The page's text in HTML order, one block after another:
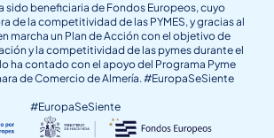
sido beneficiaria de Fondos Europeos, cuyo
de la competitividad de las PYMES, y gracias al
marcha un Plan de Acción con el objetivo de
y la competitividad de las pymes durante el
ha contado con el apoyo del Programa Pyme
de Comercio de Almería. #EuropaSeSiente
#EuropaSeSiente